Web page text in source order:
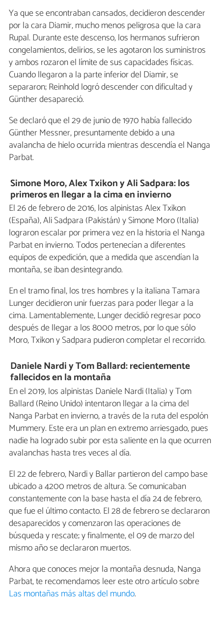
Ya que se encontraban cansados, decidieron descender
por la cara Diamir, mucho menos peligrosa que la cara
Rupal. Durante este descenso, los hermanos sufrieron
congelamientos, delirios, se les agotaron los suministros
y ambos rozaron el límite de sus capacidades físicas.
Cuando llegaron a la parte inferior del Diamir, se
separaron; Reinhold logró descender con dificultad y
Günther desapareció.
Se declaró que el 29 de junio de 1970 había fallecido
Günther Messner, presuntamente debido a una
avalancha de hielo ocurrida mientras descendía el Nanga
Parbat.
Simone Moro, Alex Txikon y Ali Sadpara: los
primeros en llegar a la cima en invierno
El 26 de febrero de 2016, los alpinistas Alex Txikon
(España), Ali Sadpara (Pakistán) y Simone Moro (Italia)
lograron escalar por primera vez en la historia el Nanga
Parbat en invierno. Todos pertenecían a diferentes
equipos de expedición, que a medida que ascendían la
montaña, se iban desintegrando.
En el tramo final, los tres hombres y la italiana Tamara
Lunger decidieron unir fuerzas para poder llegar a la
cima. Lamentablemente, Lunger decidió regresar poco
después de llegar a los 8000 metros, por lo que sólo
Moro, Txikon y Sadpara pudieron completar el recorrido.
Daniele Nardi y Tom Ballard: recientemente
fallecidos en la montaña
En el 2019, los alpinistas Daniele Nardi (Italia) y Tom
Ballard (Reino Unido) intentaron llegar a la cima del
Nanga Parbat en invierno, a través de la ruta del espolón
Mummery. Este era un plan en extremo arriesgado, pues
nadie ha logrado subir por esta saliente en la que ocurren
avalanchas hasta tres veces al día.
El 22 de febrero, Nardi y Ballar partieron del campo base
ubicado a 4200 metros de altura. Se comunicaban
constantemente con la base hasta el día 24 de febrero,
que fue el último contacto. El 28 de febrero se declararon
desaparecidos y comenzaron las operaciones de
búsqueda y rescate; y finalmente, el 09 de marzo del
mismo año se declararon muertos.
Ahora que conoces mejor la montaña desnuda, Nanga
Parbat, te recomendamos leer este otro artículo sobre
Las montañas más altas del mundo.